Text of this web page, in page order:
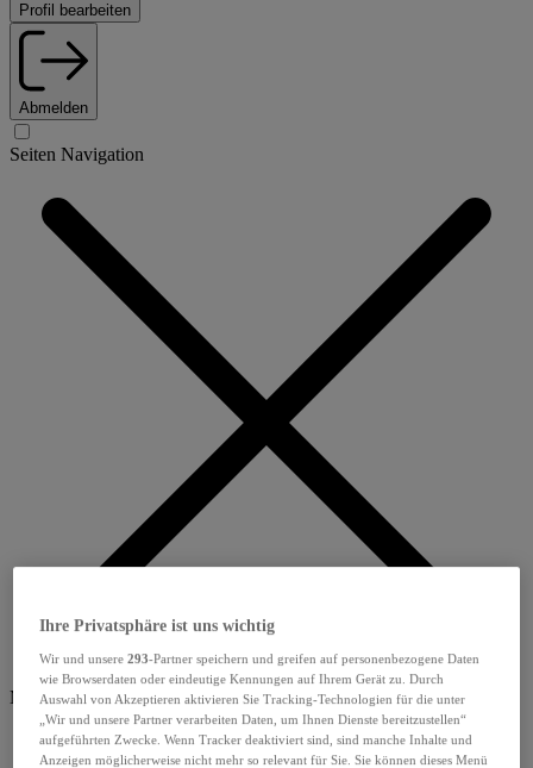
Profil bearbeiten
Abmelden
Seiten Navigation
Menü schliessen
Ihre Privatsphäre ist uns wichtig
Wir und unsere293-Partner speichern und greifen auf personenbezogene Daten
wie Browserdaten oder eindeutige Kennungen auf Ihrem Gerät zu. Durch
Auswahl von Akzeptieren aktivieren Sie Tracking-Technologien für die unter
„Wir und unsere Partner verarbeiten Daten, um Ihnen Dienste bereitzustellen“
aufgeführten Zwecke. Wenn Tracker deaktiviert sind, sind manche Inhalte und
Anzeigen möglicherweise nicht mehr so relevant für Sie. Sie können dieses Menü